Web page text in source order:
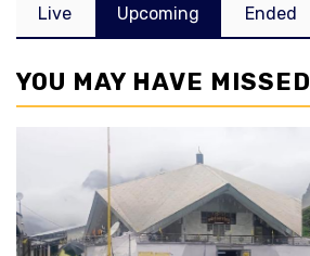
Live Upcoming Ended
YOU MAY HAVE MISSED